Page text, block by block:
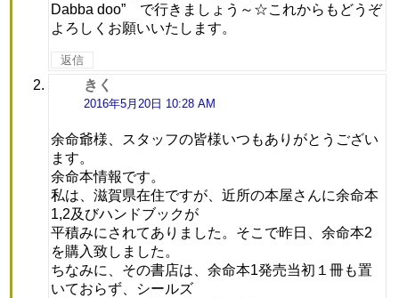
Dabba doo” で行きましょう～☆これからもどうぞ
よろしくお願いいたします。
返信
きく
り:
2016年5月20日 10:28 AM
余命爺様、スタッフの皆様いつもありがとうござい
ます。
余命本情報です。
私は、滋賀県在住ですが、近所の本屋さんに余命本
1,2及びハンドブックが
平積みにされてありました。そこで昨日、余命本2
を購入致しました。
ちなみに、その書店は、余命本1発売当初１冊も置
いておらず、シールズ